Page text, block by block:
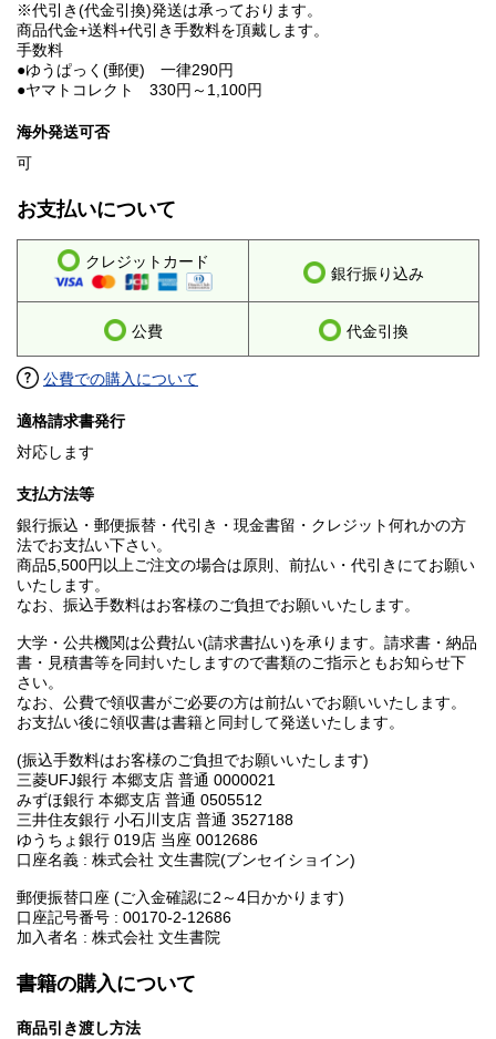
※代引き(代金引換)発送は承っております。
商品代金+送料+代引き手数料を頂戴します。
手数料
●ゆうぱっく(郵便) 一律290円
●ヤマトコレクト 330円～1,100円
海外発送可否
可
お支払いについて
クレジットカード
銀行振り込み
公費 代金引換
公費での購入について
適格請求書発行
対応します
支払方法等
銀行振込・郵便振替・代引き・現金書留・クレジット何れかの方
法でお支払い下さい。
商品5,500円以上ご注文の場合は原則、前払い・代引きにてお願い
いたします。
なお、振込手数料はお客様のご負担でお願いいたします。
大学・公共機関は公費払い(請求書払い)を承ります。請求書・納品
書・見積書等を同封いたしますので書類のご指示ともお知らせ下
さい。
なお、公費で領収書がご必要の方は前払いでお願いいたします。
お支払い後に領収書は書籍と同封して発送いたします。
(振込手数料はお客様のご負担でお願いいたします)
三菱UFJ銀行 本郷支店 普通 0000021
みずほ銀行 本郷支店 普通 0505512
三井住友銀行 小石川支店 普通 3527188
ゆうちょ銀行 019店 当座 0012686
口座名義 : 株式会社 文生書院(ブンセイショイン)
郵便振替口座 (ご入金確認に2～4日かかります)
口座記号番号 : 00170-2-12686
加入者名 : 株式会社 文生書院
書籍の購入について
商品引き渡し方法